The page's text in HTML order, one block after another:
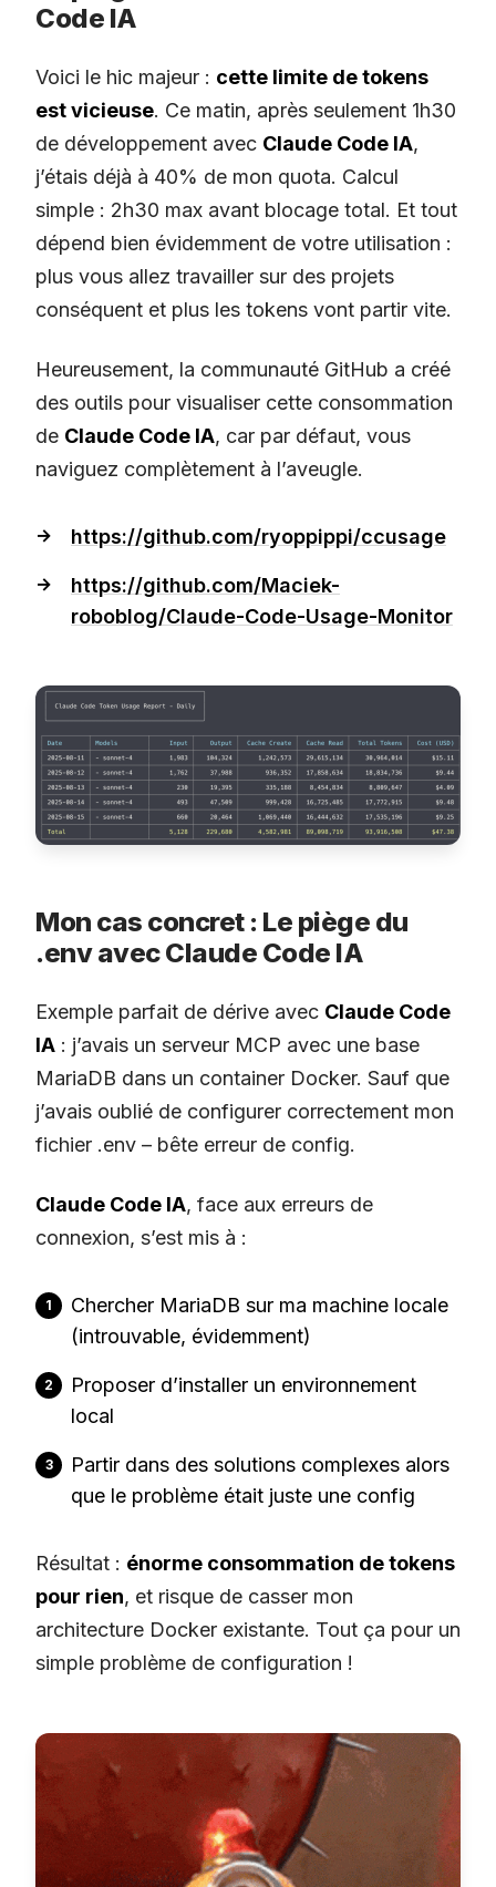
Code IA
Voici le hic majeur : cette limite de tokens
est vicieuse. Ce matin, après seulement 1h30
de développement avec Claude Code IA,
j’étais déjà à 40% de mon quota. Calcul
simple : 2h30 max avant blocage total. Et tout
dépend bien évidemment de votre utilisation :
plus vous allez travailler sur des projets
conséquent et plus les tokens vont partir vite.
Heureusement, la communauté GitHub a créé
des outils pour visualiser cette consommation
de Claude Code IA, car par défaut, vous
naviguez complètement à l’aveugle.
https://github.com/ryoppippi/ccusage
https://github.com/Maciek-
roboblog/Claude-Code-Usage-Monitor
Mon cas concret : Le piège du
.env avec Claude Code IA
Exemple parfait de dérive avec Claude Code
IA : j’avais un serveur MCP avec une base
MariaDB dans un container Docker. Sauf que
j’avais oublié de configurer correctement mon
fichier .env – bête erreur de config.
Claude Code IA, face aux erreurs de
connexion, s’est mis à :
Chercher MariaDB sur ma machine locale
(introuvable, évidemment)
Proposer d’installer un environnement
local
Partir dans des solutions complexes alors
que le problème était juste une config
Résultat : énorme consommation de tokens
pour rien, et risque de casser mon
architecture Docker existante. Tout ça pour un
simple problème de configuration !